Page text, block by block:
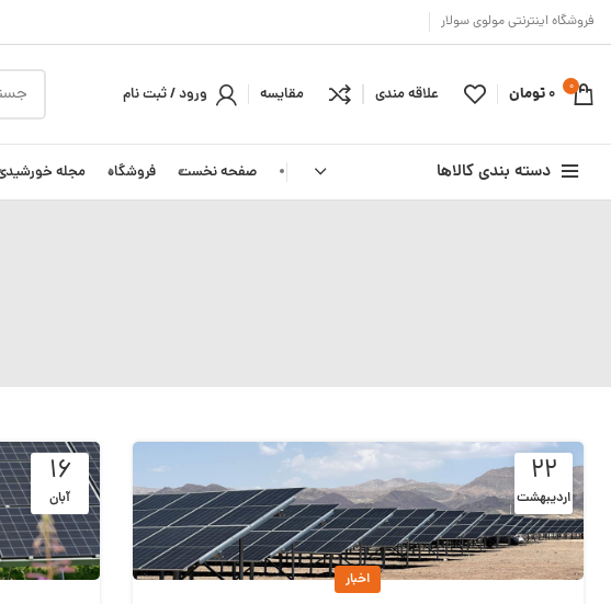
فروشگاه اینترنتی مولوی سولار
0
0تومان علاقه مندی مقایسه ورود / ثبت نام
دسته بندی کالاها صفحه نخست فروشگاه مجله
۲۲
اردیبهشت
اخبار
۱۶
آبان